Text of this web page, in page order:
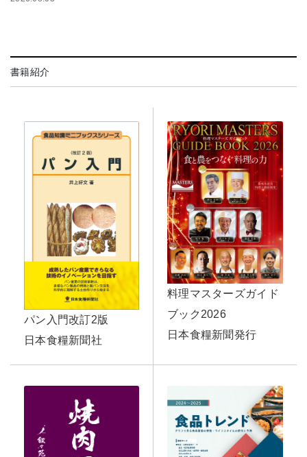
書籍紹介
パン入門改訂2版
日本食糧新聞社
料理マスターズガイド
ブック2026
日本食糧新聞発行